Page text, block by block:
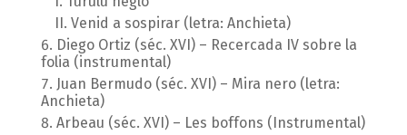
Venid a sospirar (letra: Anchieta)
Diego Ortiz (séc. XVI) – Recercada IV sobre la
folia (instrumental)
Juan Bermudo (séc. XVI) – Mira nero (letra:
Anchieta)
Arbeau (séc. XVI) – Les boffons (Instrumental)